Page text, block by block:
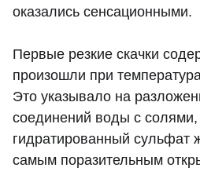
оказались сенсационными.
Первые резкие скачки
произошли при
Это указывало на
соединений воды с солями,
гидратированный сульфат
самым поразительным